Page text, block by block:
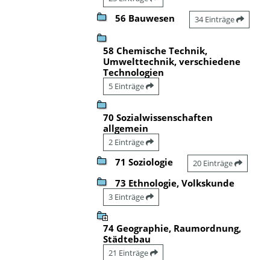
56 Bauwesen 34 Einträge
58 Chemische Technik,
Umwelttechnik, verschiedene
Technologien
5 Einträge
70 Sozialwissenschaften
allgemein
2 Einträge
71 Soziologie 20 Einträge
73 Ethnologie, Volkskunde
3 Einträge
74 Geographie, Raumordnung,
Städtebau
21 Einträge